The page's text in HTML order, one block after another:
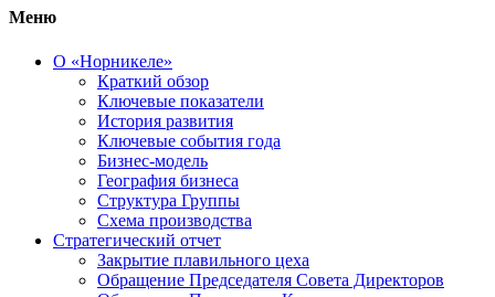
Меню
О «Норникеле»
Краткий обзор
Ключевые показатели
История развития
Ключевые события года
Бизнес-модель
География бизнеса
Структура Группы
Схема производства
Стратегический отчет
Закрытие плавильного цеха
Обращение Председателя Совета Директоров